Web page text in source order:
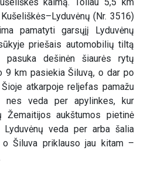
(Nr. 3516)
pamatyti garsųjį Lyduvėnų
priešais automobilių tiltą
dešinėn šiaurės rytų
9 km pasiekia Šiluvą, o dar po
atkarpoje reljefas pamažu
nes veda per apylinkes, kur
Žemaitijos aukštumos pietinė
veda per arba šalia
o Šiluva priklauso jau kitam –